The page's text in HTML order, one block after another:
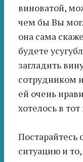
виноватой,
чем бы Вы
она сама
будете
загладить
сотрудником
ей очень
хотелось в
Постарайтесь
ситуацию и